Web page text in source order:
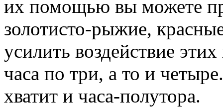
их помощью вы можете
золотисто-рыжие,
усилить воздействие
часа по три, а то и
хватит и часа-полутора.